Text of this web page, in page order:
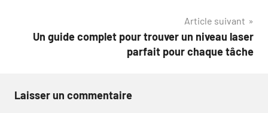
Article suivant
Un guide complet pour trouver un niveau laser
parfait pour chaque tâche
Laisser un commentaire